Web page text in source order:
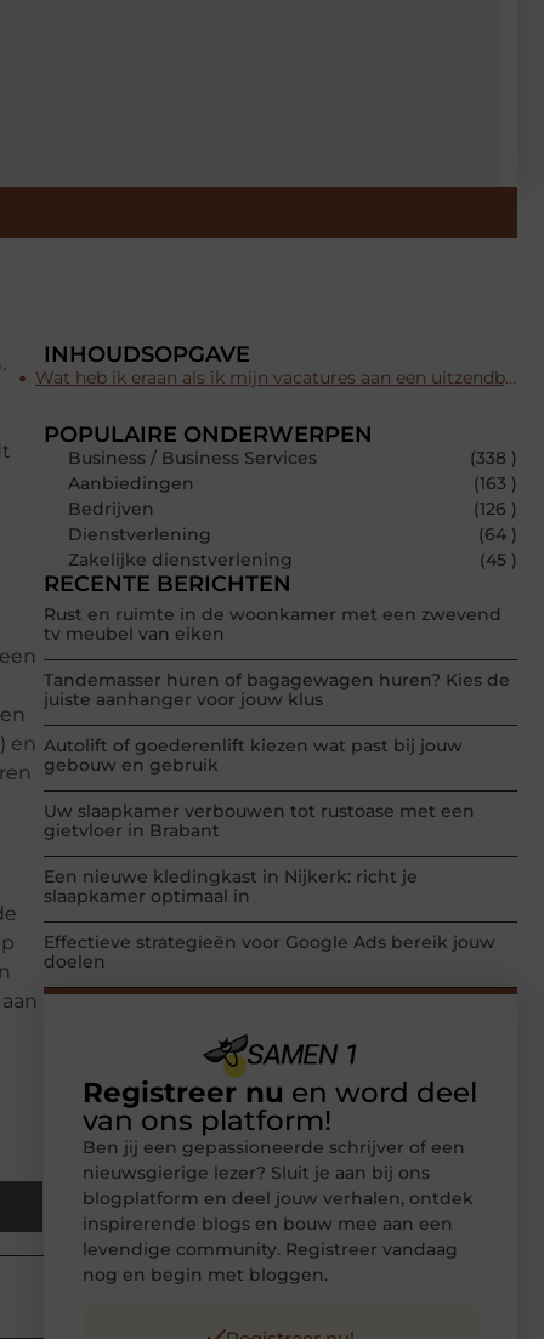
en
INHOUDSOPGAVE
Wat heb ik eraan als ik mijn vacatures aan een uitzendbureau doorstuur?
POPULAIRE ONDERWERPEN
Business / Business Services
(338 )
Aanbiedingen
(163 )
Bedrijven
(126 )
Dienstverlening
(64 )
Zakelijke dienstverlening
(45 )
RECENTE BERICHTEN
Rust en ruimte in de woonkamer met een zwevend
tv meubel van eiken
Tandemasser huren of bagagewagen huren? Kies de
juiste aanhanger voor jouw klus
Autolift of goederenlift kiezen wat past bij jouw
gebouw en gebruik
Uw slaapkamer verbouwen tot rustoase met een
gietvloer in Brabant
Een nieuwe kledingkast in Nijkerk: richt je
slaapkamer optimaal in
Effectieve strategieën voor Google Ads bereik jouw
doelen
Registreer nu en word deel
van ons platform!
Ben jij een gepassioneerde schrijver of een
nieuwsgierige lezer? Sluit je aan bij ons
blogplatform en deel jouw verhalen, ontdek
inspirerende blogs en bouw mee aan een
levendige community. Registreer vandaag
nog en begin met bloggen.